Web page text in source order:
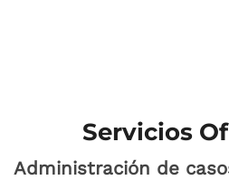
Servicios
Administración de